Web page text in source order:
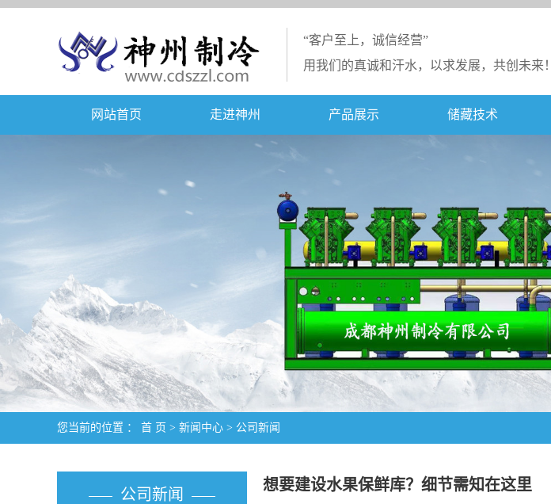
“客户至上，诚信经营”
用我们的真诚和汗水，以求发展，共创未来！
网站首页 走进神州 产品展示 储藏技术
您当前的位置 ： 首 页 > 新闻中心 > 公司新闻
公司新闻
想要建设水果保鲜库？细节需知在这里